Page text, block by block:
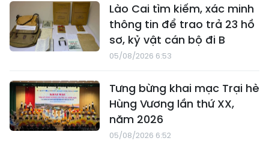
Lào Cai tìm kiếm, xác minh
thông tin để trao trả 23 hồ
sơ, kỷ vật cán bộ đi B
05/08/2026 6:53
Tưng bừng khai mạc Trại hè
Hùng Vương lần thứ XX,
năm 2026
05/08/2026 6:52